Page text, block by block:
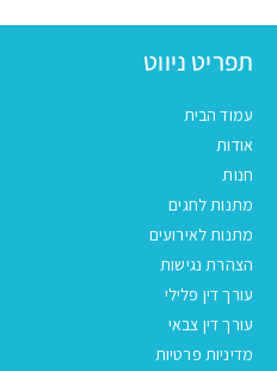
תפריט ניווט
עמוד הבית
אודות
חנות
מתנות לחגים
מתנות לאירועים
הצהרת נגישות
עורך דין פלילי
עורך דין צבאי
מדיניות פרטיות